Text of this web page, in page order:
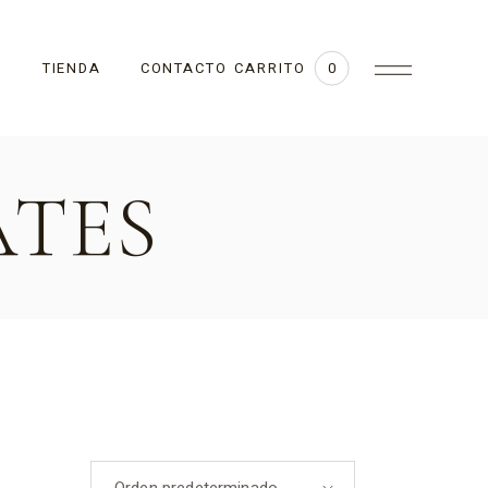
TIENDA CONTACTO CARRITO 0